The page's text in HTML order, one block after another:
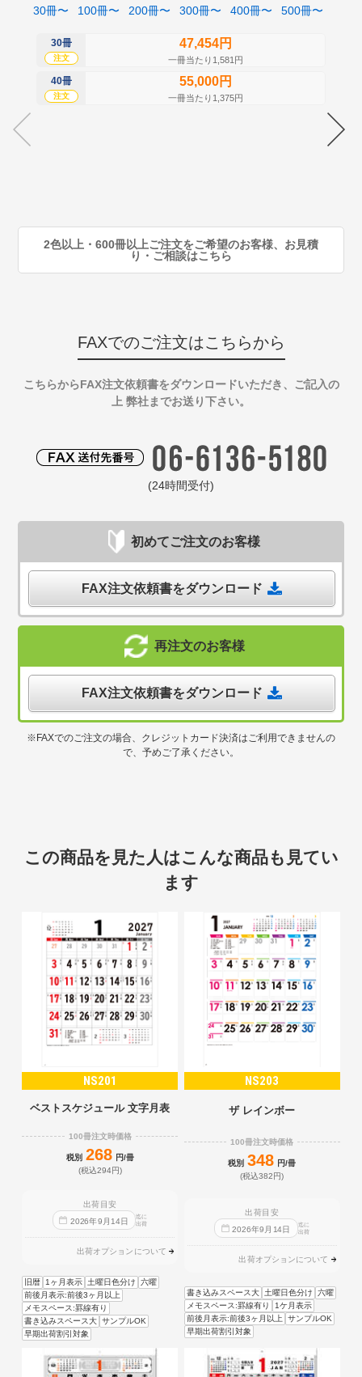
30冊〜 100冊〜 200冊〜 300冊〜 400冊〜 500冊〜
30冊
注文
47,454円
一冊当たり1,581円
40冊
注文
55,000円
一冊当たり1,375円
2色以上・600冊以上ご注文をご希望のお客様、お見積
り・ご相談はこちら
FAXでのご注文はこちらから
こちらからFAX注文依頼書をダウンロードいただき、ご記入の
上 弊社までお送り下さい。
(24時間受付)
初めてご注文のお客様
FAX注文依頼書をダウンロード
再注文のお客様
FAX注文依頼書をダウンロード
※FAXでのご注文の場合、クレジットカード決済はご利用できませんの
で、予めご了承ください。
この商品を見た人はこんな商品も見てい
ます
NS201
ベストスケジュール 文字月表
100冊注文時価格
税別 268 円/冊
(税込294円)
出荷目安
2026年9 月14日
迄に
出荷
出荷オプションについて
旧暦 1ヶ月表示 土曜日色分け
六曜
前後月表示:前後3ヶ月以上
メモスペース:罫線有り
書き込みスペース大 サンプルOK
早期出荷割引対象
NS203
ザ レインボー
100冊注文時価格
税別 348 円/冊
(税込382円)
出荷目安
2026年9 月 14日
迄に
出荷
出荷オプションについて
書き込みスペース大 土曜日色分け
六曜
メモスペース:罫線有り
1ケ月表示
前後月表示:前後3ヶ月以上
サンプルOK
早期出荷割引対象